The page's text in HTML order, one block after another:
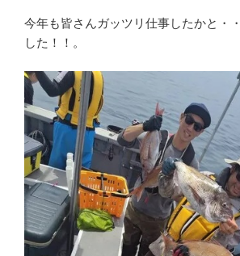
今年も皆さんガッツリ仕事したかと・
した！！。